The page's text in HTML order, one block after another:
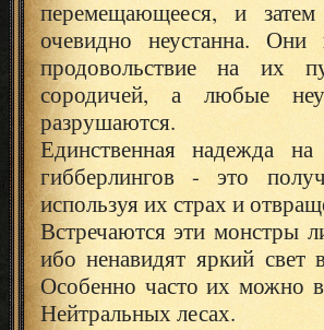
перемещающееся, и
очевидно неустанна.
продовольствие на их
сородичей, а любые
разрушаются.
Единственная надежда
гибберлингов - это
используя их страх и
Встречаются эти монстры
ибо ненавидят яркий свет
Особенно часто их можно
Нейтральных лесах.